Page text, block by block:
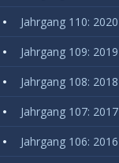
Jahrgang 110: 2020
Jahrgang 109: 2019
Jahrgang 108: 2018
Jahrgang 107: 2017
Jahrgang 106: 2016